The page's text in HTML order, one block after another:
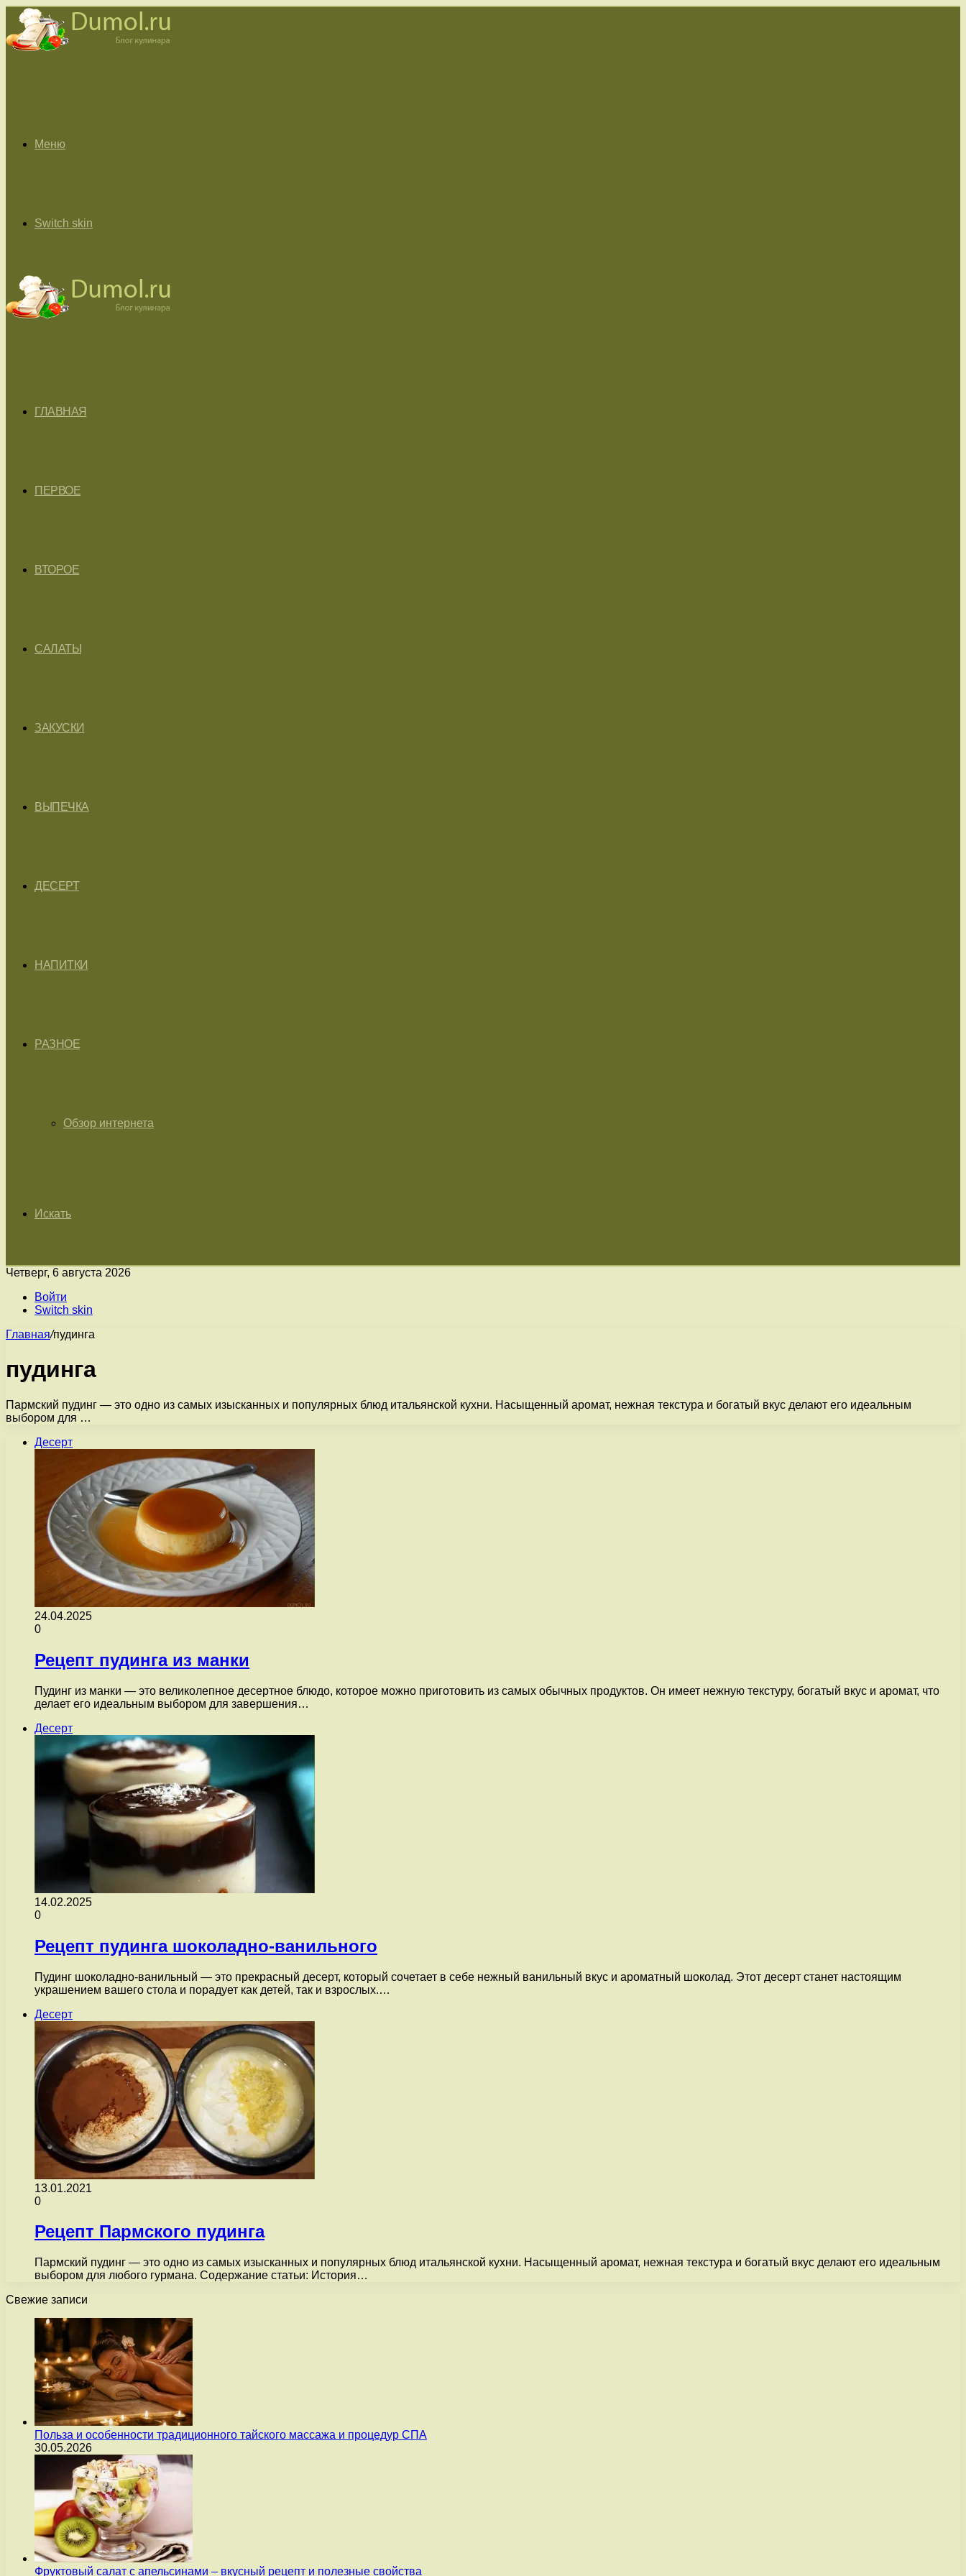
Меню
Switch skin
ГЛАВНАЯ
ПЕРВОЕ
ВТОРОЕ
САЛАТЫ
ЗАКУСКИ
ВЫПЕЧКА
ДЕСЕРТ
НАПИТКИ
РАЗНОЕ
Обзор интернета
Искать
Четверг, 6 августа 2026
Войти
Switch skin
Главная/пудинга
пудинга
Пармский пудинг — это одно из самых изысканных и популярных блюд итальянской кухни. Насыщенный аромат, нежная текстура и богатый вкус делают его идеальным
выбором для …
Десерт
24.04.2025
0
Рецепт пудинга из манки
Пудинг из манки — это великолепное десертное блюдо, которое можно приготовить из самых обычных продуктов. Он имеет нежную текстуру, богатый вкус и аромат, что
делает его идеальным выбором для завершения…
Десерт
14.02.2025
0
Рецепт пудинга шоколадно-ванильного
Пудинг шоколадно-ванильный — это прекрасный десерт, который сочетает в себе нежный ванильный вкус и ароматный шоколад. Этот десерт станет настоящим
украшением вашего стола и порадует как детей, так и взрослых.…
Десерт
13.01.2021
0
Рецепт Пармского пудинга
Пармский пудинг — это одно из самых изысканных и популярных блюд итальянской кухни. Насыщенный аромат, нежная текстура и богатый вкус делают его идеальным
выбором для любого гурмана. Содержание статьи: История…
Свежие записи
Польза и особенности традиционного тайского массажа и процедур СПА
30.05.2026
Фруктовый салат с апельсинами – вкусный рецепт и полезные свойства